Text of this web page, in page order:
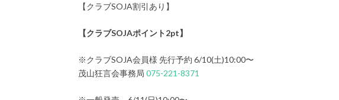
【クラブSOJA割引あり】
【クラブSOJAポイント2pt】
※クラブSOJA会員様 先行予約 6/10(土)10:00〜
茂山狂言会事務局 075-221-8371